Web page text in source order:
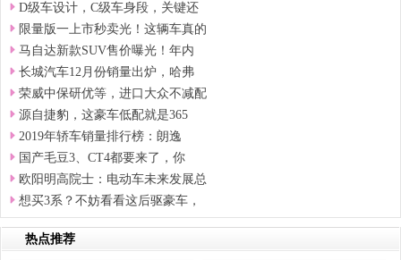
D级车设计，C级车身段，关键还
限量版一上市秒卖光！这辆车真的
马自达新款SUV售价曝光！年内
长城汽车12月份销量出炉，哈弗
荣威中保研优等，进口大众不减配
源自捷豹，这豪车低配就是365
2019年轿车销量排行榜：朗逸
国产毛豆3、CT4都要来了，你
欧阳明高院士：电动车未来发展总
想买3系？不妨看看这后驱豪车，
热点推荐